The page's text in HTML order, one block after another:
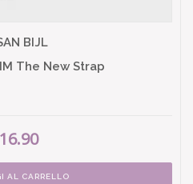
BIJL
The New Strap
AL CARRELLO